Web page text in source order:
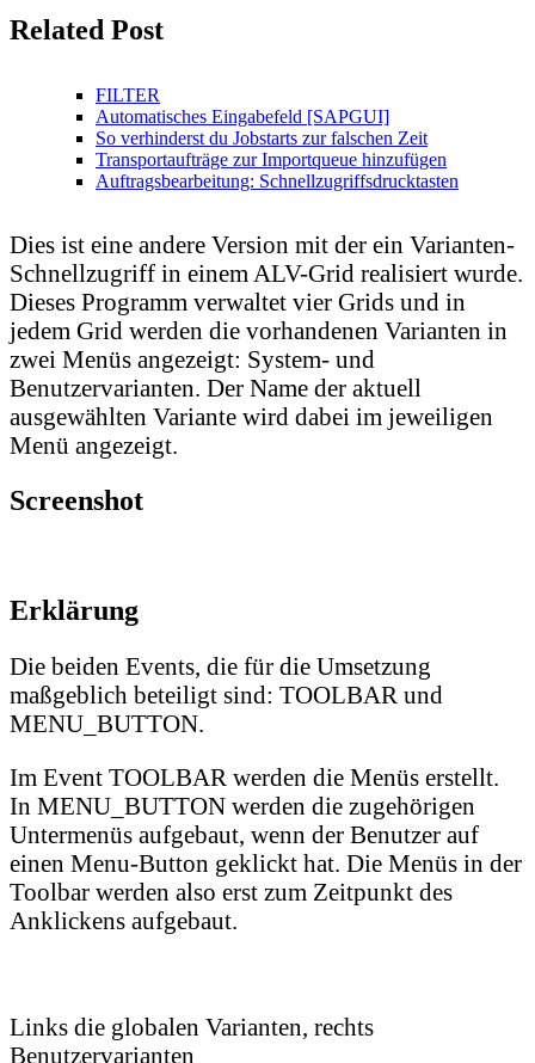
Related Post
FILTER
Automatisches Eingabefeld [SAPGUI]
So verhinderst du Jobstarts zur falschen Zeit
Transportaufträge zur Importqueue hinzufügen
Auftragsbearbeitung: Schnellzugriffsdrucktasten
Dies ist eine andere Version mit der ein Varianten-
Schnellzugriff in einem ALV-Grid realisiert wurde.
Dieses Programm verwaltet vier Grids und in
jedem Grid werden die vorhandenen Varianten in
zwei Menüs angezeigt: System- und
Benutzervarianten. Der Name der aktuell
ausgewählten Variante wird dabei im jeweiligen
Menü angezeigt.
Screenshot
Erklärung
Die beiden Events, die für die Umsetzung
maßgeblich beteiligt sind: TOOLBAR und
MENU_BUTTON.
Im Event TOOLBAR werden die Menüs erstellt.
In MENU_BUTTON werden die zugehörigen
Untermenüs aufgebaut, wenn der Benutzer auf
einen Menu-Button geklickt hat. Die Menüs in der
Toolbar werden also erst zum Zeitpunkt des
Anklickens aufgebaut.
Links die globalen Varianten, rechts
Benutzervarianten